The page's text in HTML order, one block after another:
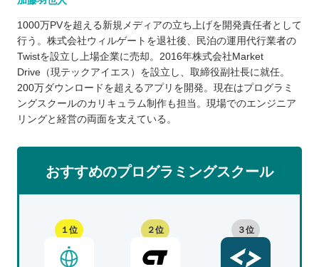
1000万PVを超える新規メディアの立ち上げを開発責任者として
行う。株式会社ウィルゲートを退社後、民泊の運用代行業者の
Twistを設立し上場企業に売却。2016年株式会社Market
Drive（現テックアイエス）を設立し、取締役副社長に就任。
200万ダウンロードを超えるアプリを開発。現在はプログラミ
ングスクールのカリキュラム制作も担当。現場でのエンジニア
リングと経営の両面を支えている。
おすすめのプログラミングスクール
１位 ２位 ３位